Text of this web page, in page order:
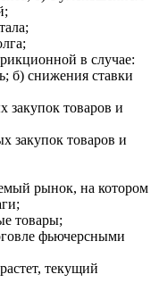
в случае:
б) снижения ставки
закупок товаров и
закупок товаров и
рынок, на котором
товары;
фьючерсными
текущий